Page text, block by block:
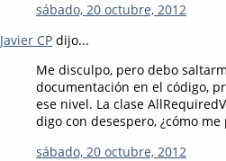
sábado, 20 octubre, 2012
Javier CP dijo...
Me disculpo, pero debo
documentación en el código,
ese nivel. La clase
digo con desespero, ¿cómo
sábado, 20 octubre, 2012